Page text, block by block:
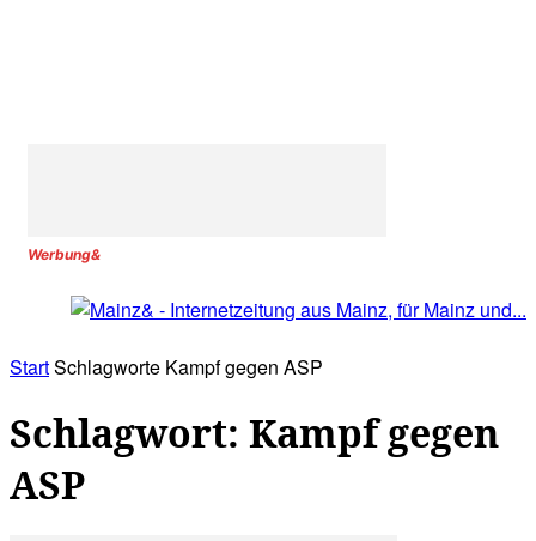
Werbung&
StartSchlagworte Kampf gegen ASP
Schlagwort: Kampf gegen
ASP